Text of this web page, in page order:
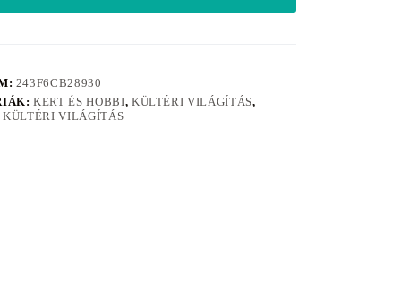
243F6CB28930
KERT ÉS HOBBI, KÜLTÉRI VILÁGÍTÁS,
KÜLTÉRI VILÁGÍTÁS